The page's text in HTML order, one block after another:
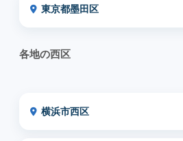
東京都墨田区
各地の西区
横浜市西区